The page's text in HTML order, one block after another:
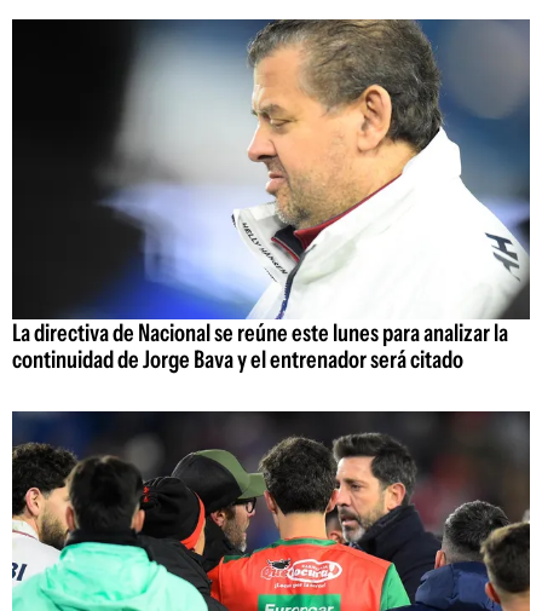
La directiva de Nacional se reúne este lunes para analizar la
continuidad de Jorge Bava y el entrenador será citado